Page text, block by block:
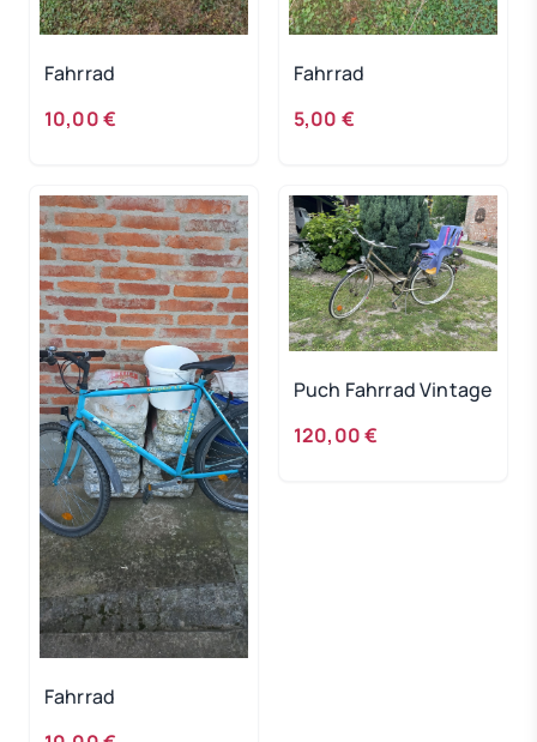
Fahrrad
10,00 €
Fahrrad
5,00 €
Fahrrad
Puch Fahrrad Vintage
120,00 €